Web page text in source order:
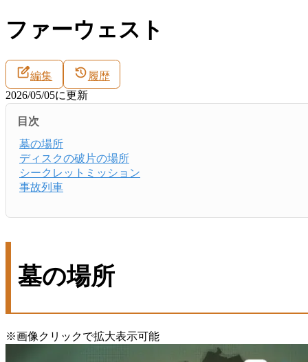
ファーウェスト
編集
履歴
2026/05/05に更新
目次
墓の場所
ディスクの破片の場所
シークレットミッション
事故列車
墓の場所
※画像クリックで拡大表示可能